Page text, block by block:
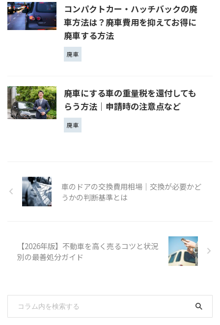
コンパクトカー・ハッチバックの廃
車方法は？廃車費用を抑えてお得に
廃車する方法
廃車
廃車にする車の重量税を還付しても
らう方法｜申請時の注意点など
廃車
車のドアの交換費用相場│交換が必要かど
うかの判断基準とは
【2026年版】不動車を高く売るコツと状況
別の最善処分ガイド